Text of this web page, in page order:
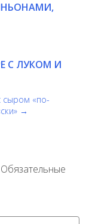
С ЛУКОМ И
сыром «по-
→
Обязательные